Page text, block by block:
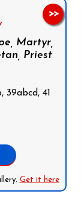
Martyr,
Priest
39abcd, 41
Get it here
>>